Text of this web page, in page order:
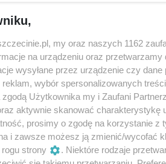
też nie jest święty...)? Czy, w
londyńska żona)
jej przyjaciółka)
my oraz naszych 1162
na urządzeniu oraz
wysyłane przez urządzenie czy
wybór spersonalizowanych
zgodą Użytkownika my i Zaufani
aktywnie skanować charakterystykę
prosimy o zgodę na korzystanie z
i zawsze możesz ją zmienić/wycofać
strony
. Niektóre rodzaje